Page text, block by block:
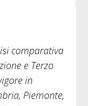
comparativa
e Terzo
in
Piemonte,